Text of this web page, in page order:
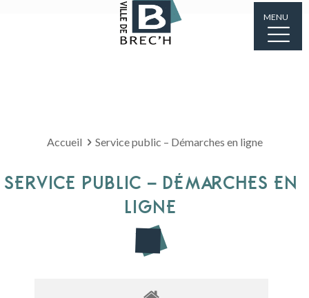
MENU
Accueil Service public – Démarches en ligne
SERVICE PUBLIC – DÉMARCHES EN
LIGNE